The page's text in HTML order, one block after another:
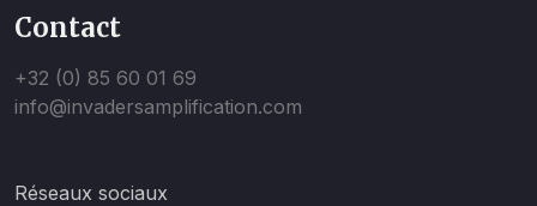
Contact
+32 (0) 85 60 01 69
info@invadersamplification.com
Réseaux sociaux